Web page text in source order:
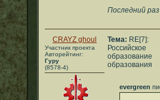
Последний
CRAYZ ghoul
Участник проекта
Авторейтинг:
Гуру
(8578-4)
Тема: RE[7]:
Российское
образование
образования
evergreen